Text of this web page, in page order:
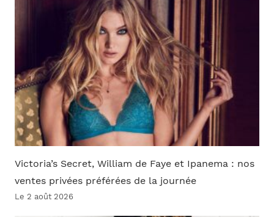
Victoria’s Secret, William de Faye et Ipanema : nos
ventes privées préférées de la journée
Le 2 août 2026